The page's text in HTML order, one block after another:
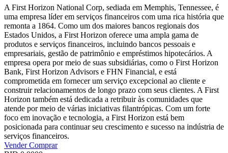
A First Horizon National Corp, sediada em Memphis, Tennessee, é
uma empresa líder em serviços financeiros com uma rica história que
remonta a 1864. Como um dos maiores bancos regionais dos
Estados Unidos, a First Horizon oferece uma ampla gama de
produtos e serviços financeiros, incluindo bancos pessoais e
empresariais, gestão de patrimônio e empréstimos hipotecários. A
empresa opera por meio de suas subsidiárias, como o First Horizon
Bank, First Horizon Advisors e FHN Financial, e está
comprometida em fornecer um serviço excepcional ao cliente e
construir relacionamentos de longo prazo com seus clientes. A First
Horizon também está dedicada a retribuir às comunidades que
atende por meio de várias iniciativas filantrópicas. Com um forte
foco em inovação e tecnologia, a First Horizon está bem
posicionada para continuar seu crescimento e sucesso na indústria de
serviços financeiros.
VenderComprar